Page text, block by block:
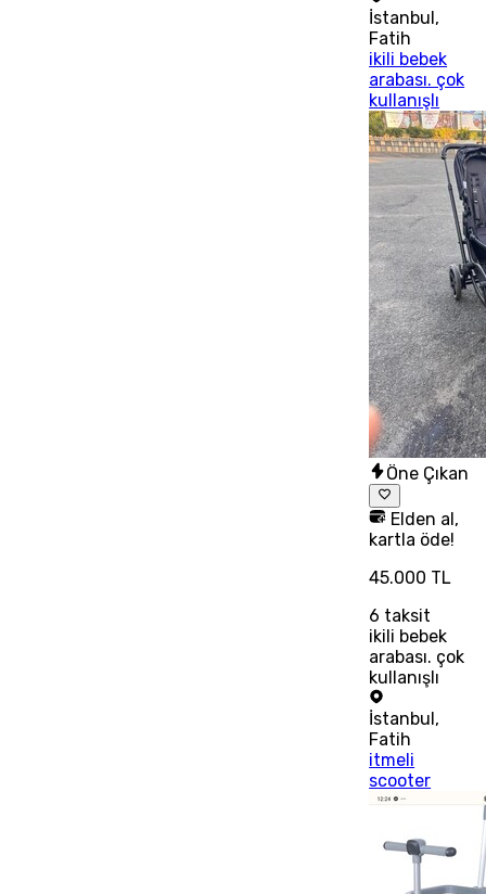
İstanbul,
Fatih
ikili bebek
arabası. çok
kullanışlı
Öne Çıkan
Elden al,
kartla öde!
45.000 TL
6 taksit
ikili bebek
arabası. çok
kullanışlı
İstanbul ,
Fatih
itmeli
scooter